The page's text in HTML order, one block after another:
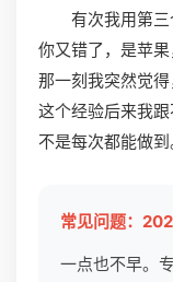
有次我用第
你又错了，是苹果
那一刻我突然觉得
这个经验后来我
不是每次都能做到
常见问题：
一点也不早。